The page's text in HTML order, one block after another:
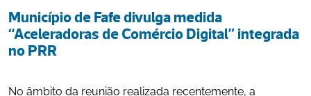
Município de Fafe divulga medida
“Aceleradoras de Comércio Digital” integrada
no PRR